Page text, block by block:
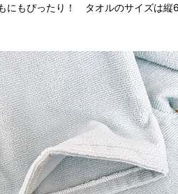
にもぴったり！ タオルのサイズは